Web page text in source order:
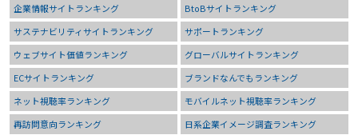
企業情報サイトランキング
BtoBサイトランキング
サステナビリティサイトランキング
サポートランキング
ウェブサイト価値ランキング
グローバルサイトランキング
ECサイトランキング
ブランドなんでもランキング
ネット視聴率ランキング
モバイルネット視聴率ランキング
再訪問意向ランキング
日系企業イメージ調査ランキング